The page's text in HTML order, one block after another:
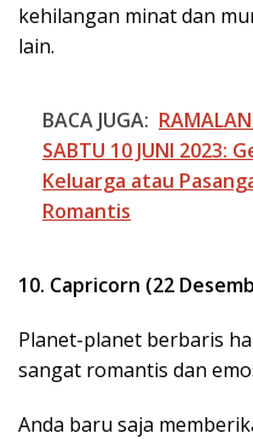
kehilangan minat dan
lain.
BACA JUGA:
SABTU 10 JUNI 2023:
Keluarga atau
Romantis
10. Capricorn (22
Planet-planet berbaris
sangat romantis dan
Anda baru saja